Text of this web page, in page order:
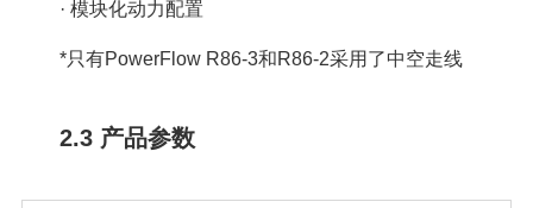
· 模块化动力配置
*只有PowerFlow R86-3和R86-2采用了中空走线
2.3 产品参数